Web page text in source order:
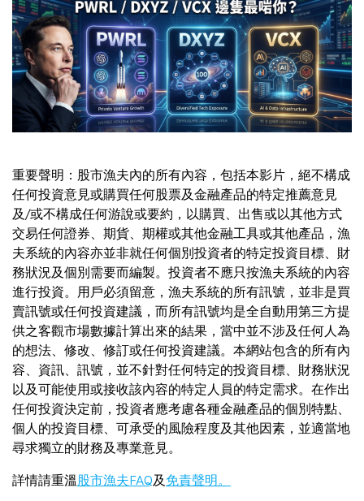
重要聲明：股市漁夫內的所有內容，包括本影片，絕不構成
任何投資意見或購買任何股票及金融產品的特定推薦意見
及/或不構成任何游說或要約，以購買、出售或以其他方式
交易任何證券、期貨、期權或其他金融工具或其他產品，漁
夫系統的內容亦並非就任何個別投資者的特定投資目標、財
務狀況及個別需要而編製。投資者不應只按漁夫系統的內容
進行投資。用戶必須留意，漁夫系統的所有訊號，並非是買
賣訊號或任何投資建議，而所有訊號均是全自動用第三方提
供之客觀市場數據計算出來的結果，當中並不涉及任何人為
的想法、修改、修訂或任何投資建議。本網站包含的所有內
容、資訊、訊號，並不針對任何特定的投資目標、財務狀況
以及可能使用或接收該內容的特定人員的特定需求。在作出
任何投資決定前，投資者應考慮各種金融產品的個別特點、
個人的投資目標、可承受的風險程度及其他因素，並適當地
尋求獨立的財務及專業意見。
詳情請重溫 股市漁夫FAQ及 免責聲明。